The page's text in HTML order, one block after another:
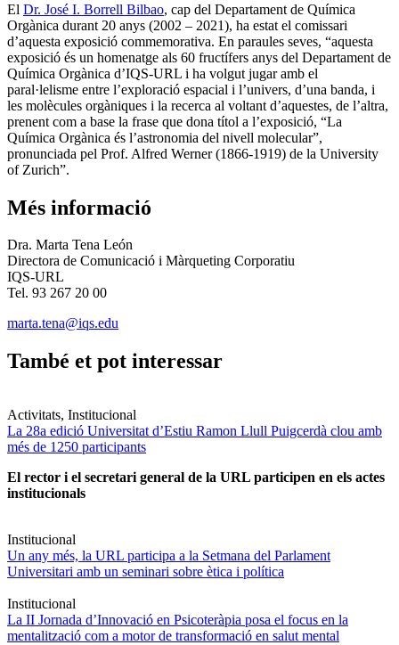
El Dr. José I. Borrell Bilbao, cap del Departament de Química
Orgànica durant 20 anys (2002 – 2021), ha estat el comissari
d’aquesta exposició commemorativa. En paraules seves, “aquesta
exposició és un homenatge als 60 fructífers anys del Departament de
Química Orgànica d’IQS-URL i ha volgut jugar amb el
paral·lelisme entre l’exploració espacial i l’univers, d’una banda, i
les molècules orgàniques i la recerca al voltant d’aquestes, de l’altra,
prenent com a base la frase que dona títol a l’exposició, “La
Química Orgànica és l’astronomia del nivell molecular”,
pronunciada pel Prof. Alfred Werner (1866-1919) de la University
of Zurich”.
Més informació
Dra. Marta Tena León
Directora de Comunicació i Màrqueting Corporatiu
IQS-URL
Tel. 93 267 20 00
marta.tena@iqs.edu
També et pot interessar
Activitats, Institucional
La 28a edició Universitat d’Estiu Ramon Llull Puigcerdà clou amb
més de 1250 participants
El rector i el secretari general de la URL participen en els actes
institucionals
Institucional
Un any més, la URL participa a la Setmana del Parlament
Universitari amb un seminari sobre ètica i política
Institucional
La II Jornada d’Innovació en Psicoteràpia posa el focus en la
mentalització com a motor de transformació en salut mental